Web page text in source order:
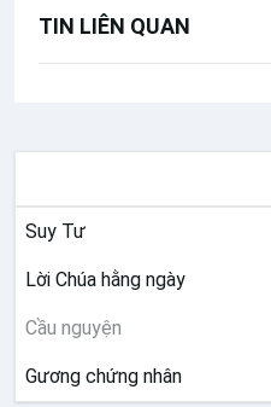
TIN LIÊN QUAN
Suy Tư
Lời Chúa hằng ngày
Cầu nguyện
Gương chứng nhân